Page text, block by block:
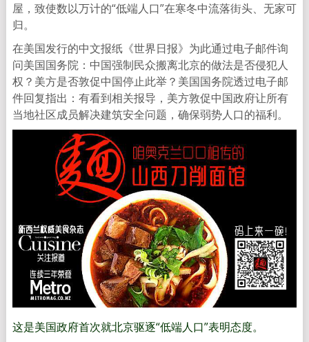
屋，致使数以万计的“低端人口”在寒冬中流落街头、无家可
归。
在美国发行的中文报纸《世界日报》为此通过电子邮件询
问美国国务院：中国强制民众搬离北京的做法是否侵犯人
权？美方是否敦促中国停止此举？美国国务院透过电子邮
件回复指出：有看到相关报导，美方敦促中国政府让所有
当地社区成员解决建筑安全问题，确保弱势人口的福利。
这是美国政府首次就北京驱逐“低端人口”表明态度。